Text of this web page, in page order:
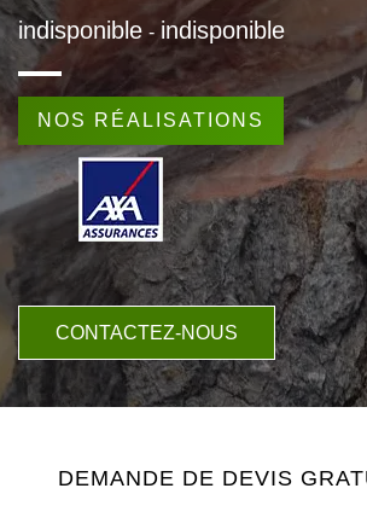
indisponible - indisponible
NOS RÉALISATIONS
CONTACTEZ-NOUS
DEMANDE DE DEVIS